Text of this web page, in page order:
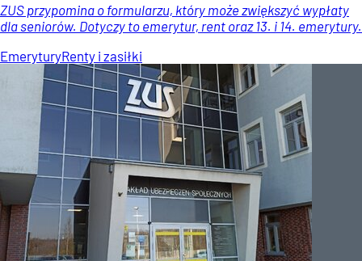
ZUS przypomina o formularzu, który może zwiększyć wypłaty
dla seniorów. Dotyczy to emerytur, rent oraz 13. i 14. emerytury.
EmeryturyRenty i zasiłki